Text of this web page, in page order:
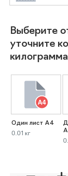
Выберите
уточните
Один лист А4
0.01 кг